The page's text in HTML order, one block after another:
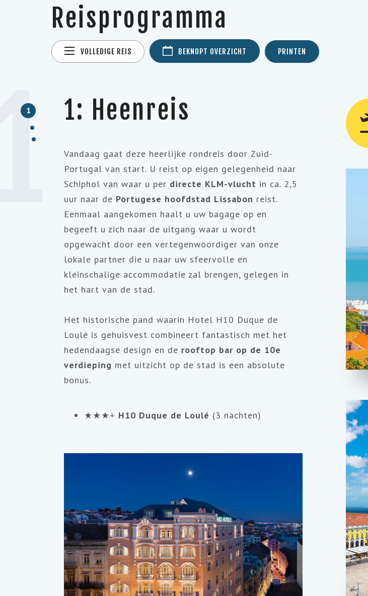
Reisprogramma
VOLLEDIGE REIS BEKNOPT OVERZICHT PRINTEN
1 1: Heenreis
Vandaag gaat deze heerlijke rondreis door Zuid-
Portugal van start. U reist op eigen gelegenheid naar
Schiphol van waar u per directe KLM-vlucht in ca. 2,5
uur naar de Portugese hoofdstad Lissabon reist.
Eenmaal aangekomen haalt u uw bagage op en
begeeft u zich naar de uitgang waar u wordt
opgewacht door een vertegenwoordiger van onze
lokale partner die u naar uw sfeervolle en
kleinschalige accommodatie zal brengen, gelegen in
het hart van de stad.
Het historische pand waarin Hotel H10 Duque de
Loulé is gehuisvest combineert fantastisch met het
hedendaagse design en de rooftop bar op de 10e
verdieping met uitzicht op de stad is een absolute
bonus.
★★★+ H10 Duque de Loulé (3 nachten)